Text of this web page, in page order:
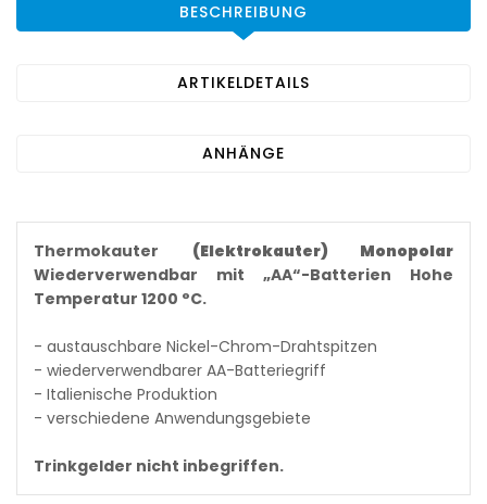
BESCHREIBUNG
ARTIKELDETAILS
ANHÄNGE
Thermokauter (Elektrokauter) Monopolar
Wiederverwendbar mit „AA“-Batterien Hohe
Temperatur 1200 °C.
- austauschbare Nickel-Chrom-Drahtspitzen
- wiederverwendbarer AA-Batteriegriff
- Italienische Produktion
- verschiedene Anwendungsgebiete
Trinkgelder nicht inbegriffen.